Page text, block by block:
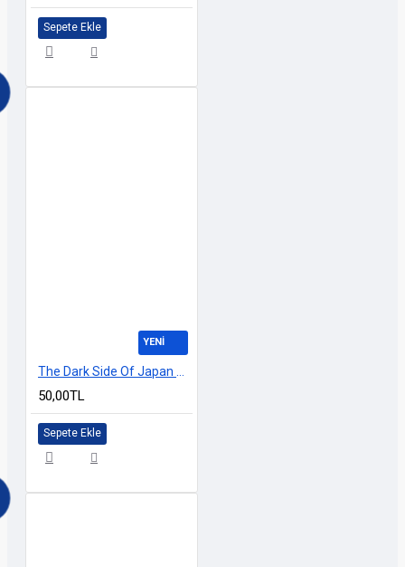
Sepete Ekle
YENİ
50,00TL
Sepete Ekle